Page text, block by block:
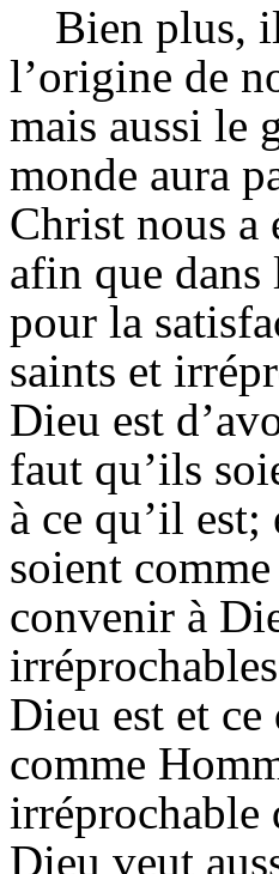
Bien plus,
l’origine de
mais aussi le
monde aura
Christ nous a
afin que
pour la
saints et
Dieu est
faut qu’ils
à ce qu’il
soient
convenir à
Dieu est et
comme
irréprochable
Dieu veut